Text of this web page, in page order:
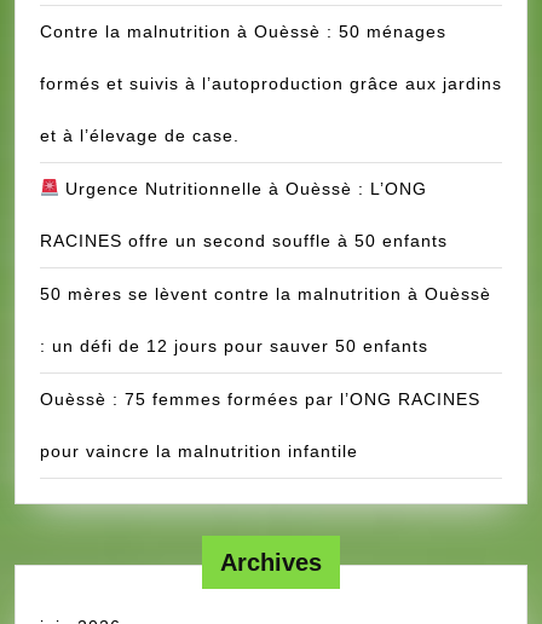
Contre la malnutrition à Ouèssè : 50 ménages
formés et suivis à l’autoproduction grâce aux jardins
et à l’élevage de case.
Urgence Nutritionnelle à Ouèssè : L’ONG
RACINES offre un second souffle à 50 enfants
50 mères se lèvent contre la malnutrition à Ouèssè
: un défi de 12 jours pour sauver 50 enfants
Ouèssè : 75 femmes formées par l’ONG RACINES
pour vaincre la malnutrition infantile
Archives